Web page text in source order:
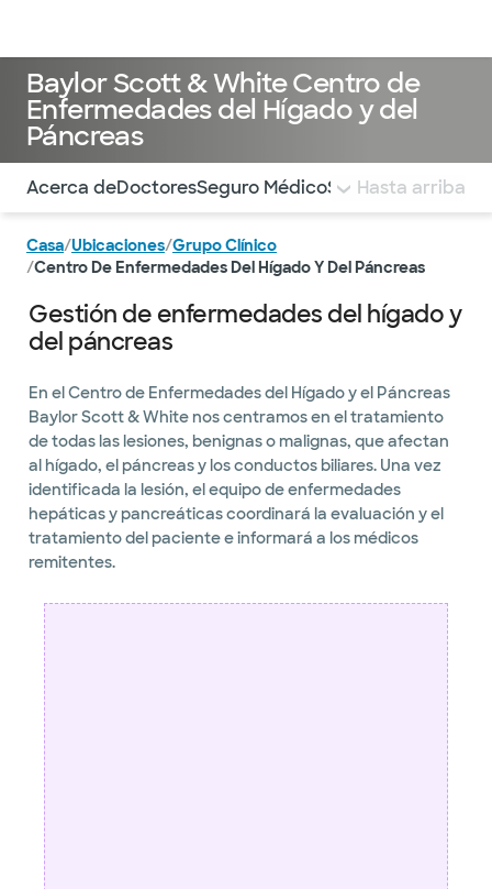
Baylor Scott & White Centro de
Enfermedades del Hígado y del
Páncreas
Utilice esta navegación para saltar rápidamente a
Acerca deDoctoresSeguro MédicoServicios Pagar la
Hasta arriba
Casa/Ubicaciones/Grupo Clínico
/Centro De Enfermedades Del Hígado Y Del Páncreas
Gestión de enfermedades del hígado y
del páncreas
En el Centro de Enfermedades del Hígado y el Páncreas
Baylor Scott & White nos centramos en el tratamiento
de todas las lesiones, benignas o malignas, que afectan
al hígado, el páncreas y los conductos biliares. Una vez
identificada la lesión, el equipo de enfermedades
hepáticas y pancreáticas coordinará la evaluación y el
tratamiento del paciente e informará a los médicos
remitentes.